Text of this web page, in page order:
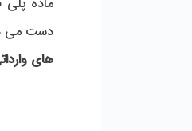
دست می
های